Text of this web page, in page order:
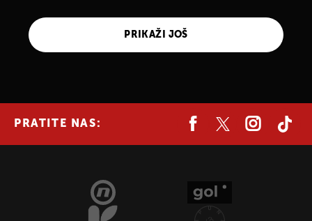
PRIKAŽI JOŠ
PRATITE NAS: